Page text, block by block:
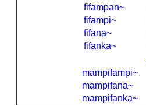
fifampan~
fifampi~
fifana~
fifanka~
mampifampi~
mampifana~
mampifanka~